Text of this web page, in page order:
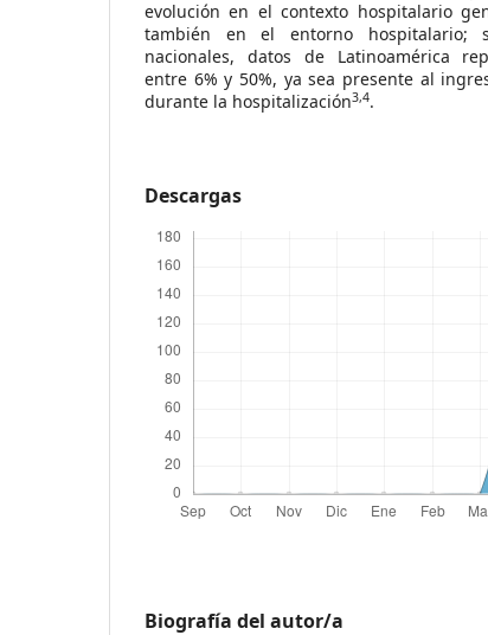
evolución en el contexto hospitalario
también en el entorno hospitalario;
nacionales, datos de Latinoamérica
entre 6% y 50%, ya sea presente al
durante la hospitalización3,4.
Descargas
Biografía del autor/a